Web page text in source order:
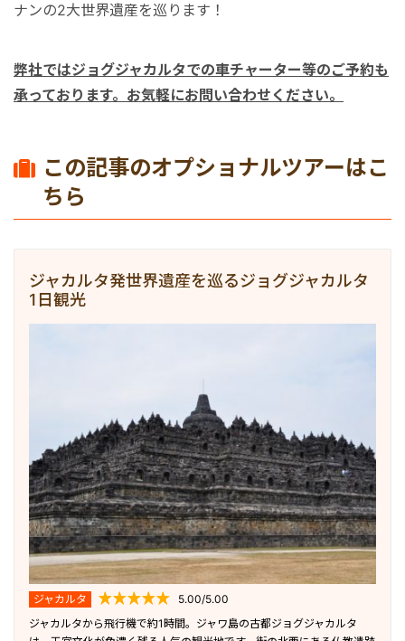
ナンの2大世界遺産を巡ります！
弊社ではジョグジャカルタでの車チャーター等のご予約も
承っております。お気軽にお問い合わせください。
この記事のオプショナルツアーはこ
ちら
ジャカルタ発世界遺産を巡るジョグジャカルタ
1日観光
ジャカルタ
5.00/5.00
ジャカルタから飛行機で約1時間。ジャワ島の古都ジョグジャカルタ